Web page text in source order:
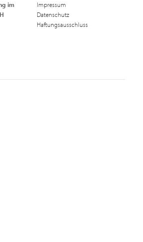
im
Impressum
Datenschutz
Haftungsausschluss